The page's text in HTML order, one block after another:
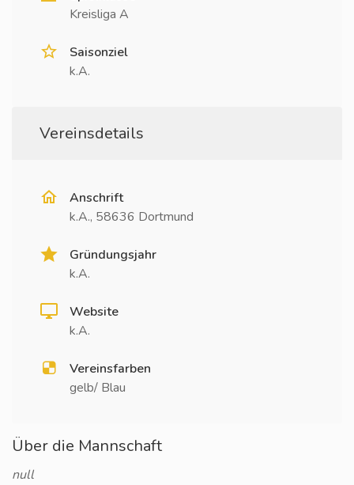
Kreisliga A
Saisonziel
k.A.
Vereinsdetails
Anschrift
k.A., 58636 Dortmund
Gründungsjahr
k.A.
Website
k.A.
Vereinsfarben
gelb/ Blau
Über die Mannschaft
null